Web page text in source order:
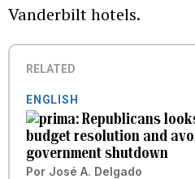
Vanderbilt hotels.
RELATED
ENGLISH
Republicans
budget resolution and
government shutdown
Por José A. Delgado